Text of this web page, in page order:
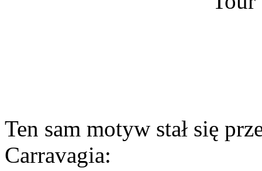
Ten sam motyw stał się
Carravagia: